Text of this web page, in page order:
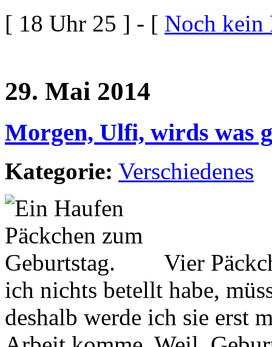
[ 18 Uhr 25 ] - [ Noch kein
29. Mai 2014
Morgen, Ulfi, wirds was
Kategorie: Verschiedenes
Vier
ich nichts betellt habe,
deshalb werde ich sie erst